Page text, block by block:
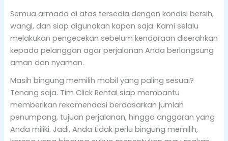
Semua armada di atas tersedia dengan kondisi bersih,
wangi, dan siap digunakan kapan saja. Kami selalu
melakukan pengecekan sebelum kendaraan diserahkan
kepada pelanggan agar perjalanan Anda berlangsung
aman dan nyaman.
Masih bingung memilih mobil yang paling sesuai?
Tenang saja. Tim Click Rental siap membantu
memberikan rekomendasi berdasarkan jumlah
penumpang, tujuan perjalanan, hingga anggaran yang
Anda miliki. Jadi, Anda tidak perlu bingung memilih,